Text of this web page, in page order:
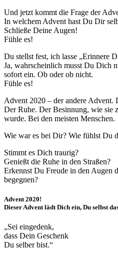
Und jetzt kommt die Frage der
In welchem Advent hast Du Dir
Schließe Deine Augen!
Fühle es!
Du stellst fest, ich lasse „Erinnere
Ja, wahrscheinlich musst Du Dich
sofort ein. Ob oder ob nicht.
Fühle es!
Advent 2020 – der andere
Der Ruhe. Der Besinnung, wie sie
wurde. Bei den meisten Menschen.
Wie war es bei Dir? Wie fühlst Du
Stimmt es Dich traurig?
Genießt die Ruhe in den Straßen?
Erkennst Du Freude in den Augen
begegnen?
Advent 2020!
Dieser Advent lädt Dich ein, Du selbst
„Sei eingedenk,
dass Dein Geschenk
Du selber bist.“